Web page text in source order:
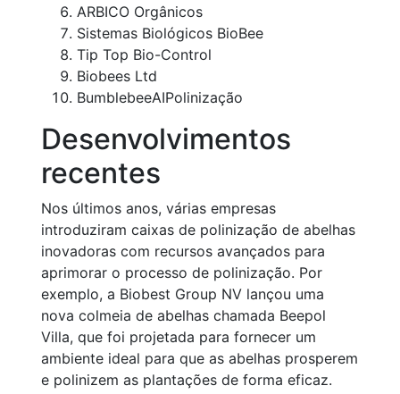
ARBICO Orgânicos
Sistemas Biológicos BioBee
Tip Top Bio-Control
Biobees Ltd
BumblebeeAIPolinização
Desenvolvimentos
recentes
Nos últimos anos, várias empresas
introduziram caixas de polinização de abelhas
inovadoras com recursos avançados para
aprimorar o processo de polinização. Por
exemplo, a Biobest Group NV lançou uma
nova colmeia de abelhas chamada Beepol
Villa, que foi projetada para fornecer um
ambiente ideal para que as abelhas prosperem
e polinizem as plantações de forma eficaz.